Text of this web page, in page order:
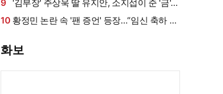
묵직한 존재감
9
'김부장' 주상욱 딸 유지안, 소지섭이 준 '금'
방치했다…"비누인 줄"
10 황정민 논란 속 '팬 증언' 등장…“임신 축하 전
화보